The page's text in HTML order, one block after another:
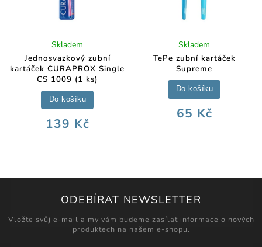
Jednosvazkový zubní
kartáček CURAPROX Single
CS 1009 (1 ks)
Skladem
139 Kč
Do košíku
TePe zubní kartáček
Supreme
Skladem
65 Kč
Do košíku
ODEBÍRAT NEWSLETTER
Vložte svůj e-mail a my vám budeme zasílat informace o nových
produktech na našem e-shopu.